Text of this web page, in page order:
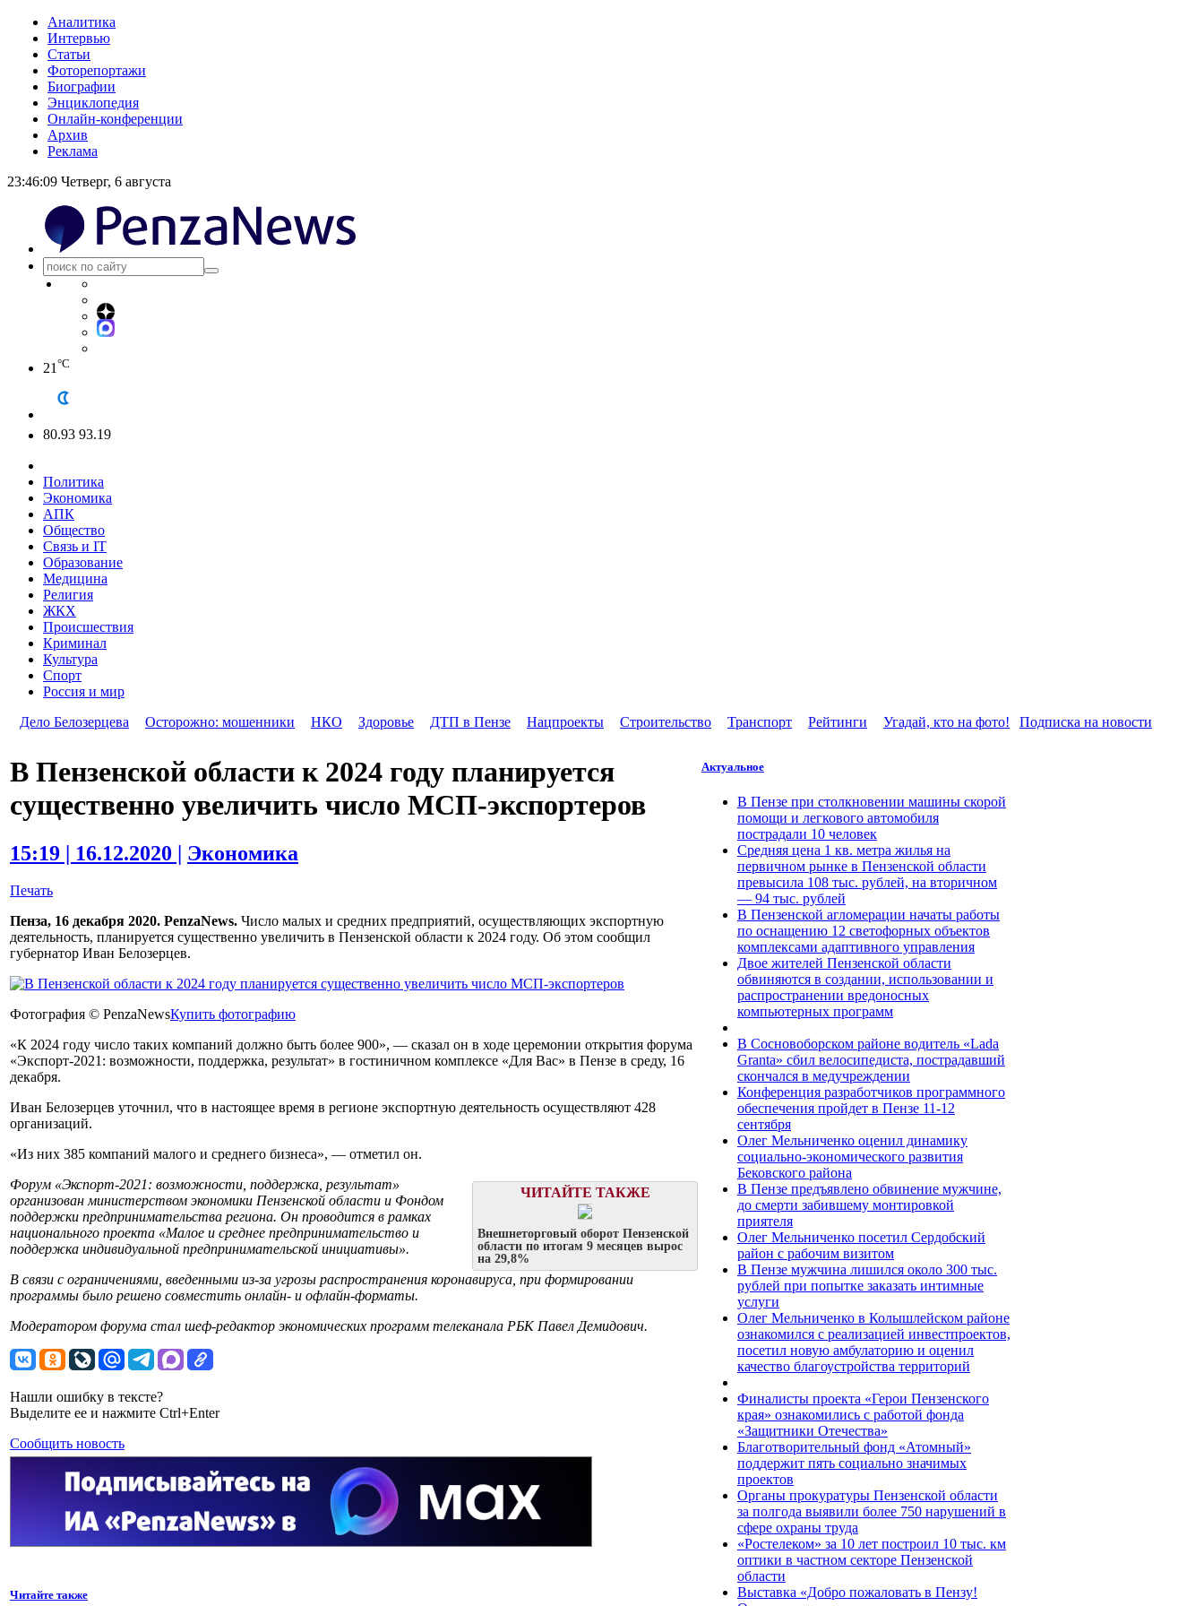
Аналитика
Интервью
Статьи
Фоторепортажи
Биографии
Энциклопедия
Онлайн-конференции
Архив
Реклама
23:46:09 Четверг, 6 августа
21 °C
80.93 93.19
Политика
Экономика
АПК
Общество
Связь и IT
Образование
Медицина
Религия
ЖКХ
Происшествия
Криминал
Культура
Спорт
Россия и мир
Дело Белозерцева
Осторожно: мошенники НКО Здоровье ДТП в Пензе Нацпроекты Строительство Транспорт Рейтинги Угадай, кто на фото! Подписка на новости
В Пензенской области к 2024 году планируется
существенно увеличить число МСП-экспортеров
15:19 | 16.12.2020 | Экономика
Печать
Пенза, 16 декабря 2020. PenzaNews. Число малых и средних предприятий, осуществляющих экспортную
деятельность, планируется существенно увеличить в Пензенской области к 2024 году. Об этом сообщил
губернатор Иван Белозерцев.
Фотография © PenzaNewsКупить фотографию
«К 2024 году число таких компаний должно быть более 900», — сказал он в ходе церемонии открытия форума
«Экспорт-2021: возможности, поддержка, результат» в гостиничном комплексе «Для Вас» в Пензе в среду, 16
декабря.
Иван Белозерцев уточнил, что в настоящее время в регионе экспортную деятельность осуществляют 428
организаций.
«Из них 385 компаний малого и среднего бизнеса», — отметил он.
ЧИТАЙТЕ ТАКЖЕ
Внешнеторговый оборот Пензенской
области по итогам 9 месяцев вырос
на 29,8%
Форум «Экспорт-2021: возможности, поддержка, результат»
организован министерством экономики Пензенской области и Фондом
поддержки предпринимательства региона. Он проводится в рамках
национального проекта «Малое и среднее предпринимательство и
поддержка индивидуальной предпринимательской инициативы».
В связи с ограничениями, введенными из-за угрозы распространения коронавируса, при формировании
программы было решено совместить онлайн- и офлайн-форматы.
Модератором форума стал шеф-редактор экономических программ телеканала РБК Павел Демидович.
Нашли ошибку в тексте?
Выделите ее и нажмите Ctrl+Enter
Сообщить новость
Читайте также
Актуальное
В Пензе при столкновении машины скорой
помощи и легкового автомобиля
пострадали 10 человек
Средняя цена 1 кв. метра жилья на
первичном рынке в Пензенской области
превысила 108 тыс. рублей, на вторичном
— 94 тыс. рублей
В Пензенской агломерации начаты работы
по оснащению 12 светофорных объектов
комплексами адаптивного управления
Двое жителей Пензенской области
обвиняются в создании, использовании и
распространении вредоносных
компьютерных программ
В Сосновоборском районе водитель «Lada
Granta» сбил велосипедиста, пострадавший
скончался в медучреждении
Конференция разработчиков программного
обеспечения пройдет в Пензе 11-12
сентября
Олег Мельниченко оценил динамику
социально-экономического развития
Бековского района
В Пензе предъявлено обвинение мужчине,
до смерти забившему монтировкой
приятеля
Олег Мельниченко посетил Сердобский
район с рабочим визитом
В Пензе мужчина лишился около 300 тыс.
рублей при попытке заказать интимные
услуги
Олег Мельниченко в Колышлейском районе
ознакомился с реализацией инвестпроектов,
посетил новую амбулаторию и оценил
качество благоустройства территорий
Финалисты проекта «Герои Пензенского
края» ознакомились с работой фонда
«Защитники Отечества»
Благотворительный фонд «Атомный»
поддержит пять социально значимых
проектов
Органы прокуратуры Пензенской области
за полгода выявили более 750 нарушений в
сфере охраны труда
«Ростелеком» за 10 лет построил 10 тыс. км
оптики в частном секторе Пензенской
области
Выставка «Добро пожаловать в Пензу!